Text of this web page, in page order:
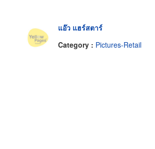
แอ๊ว แฮร์สตาร์
Category : Pictures-Retail